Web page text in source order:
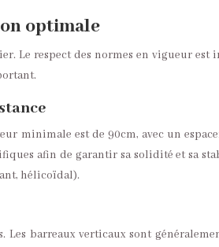
optimale
Le respect des normes en vigueur
minimale est de 90cm, avec un
afin de garantir sa solidité et sa
hélicoïdal).
barreaux verticaux sont